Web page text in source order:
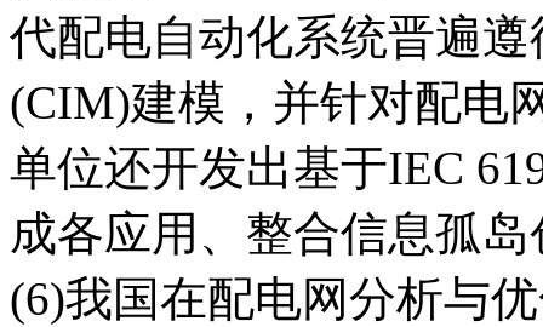
代配电自动化系统晋遍
(CIM)建模，并针对配电
单位还开发出基于IEC
成各应用、整合信息孤
(6)我国在配电网分析与